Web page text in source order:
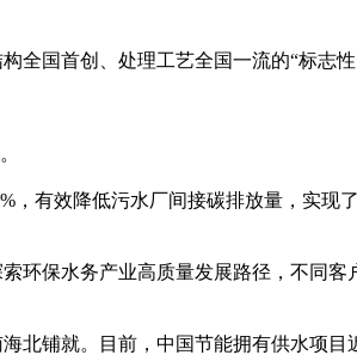
国首创、处理工艺全国一流的“标志性
有效降低污水厂间接碳排放量，实现
保水务产业高质量发展路径，不同客
铺就。目前，中国节能拥有供水项目